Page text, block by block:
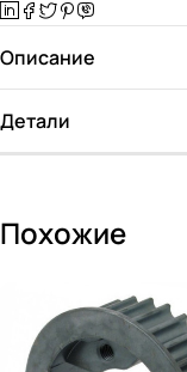
Описание
Детали
Похожие